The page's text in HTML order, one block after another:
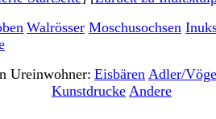
Walrösser Moschusochsen
Ureinwohner: Eisbären Adler/
Kunstdrucke Andere